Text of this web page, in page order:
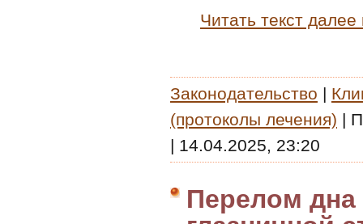
Читать текст
Законодательство |
(протоколы лечения) |
| 14.04.2025, 23:20
Перелом дна